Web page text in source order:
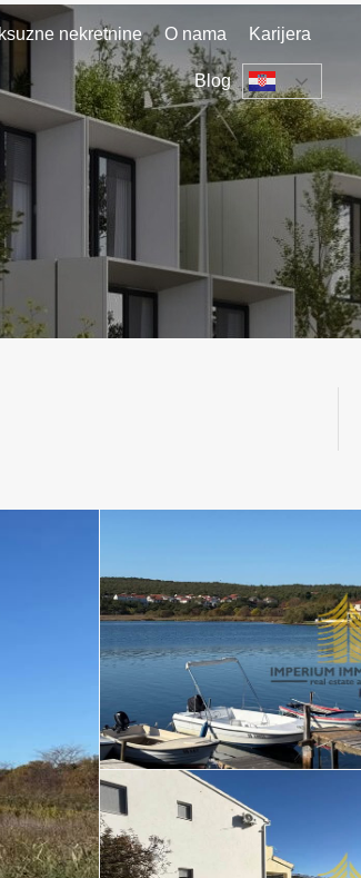
nekretnine O nama Karijera
Blog